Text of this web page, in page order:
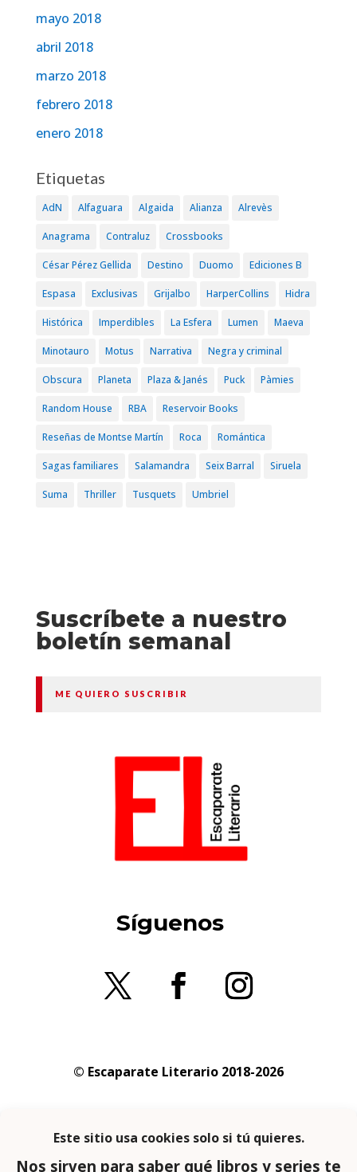
mayo 2018
abril 2018
marzo 2018
febrero 2018
enero 2018
Etiquetas
AdN Alfaguara Algaida Alianza Alrevès
Anagrama Contraluz Crossbooks
César Pérez Gellida Destino Duomo Ediciones B
Espasa Exclusivas Grijalbo HarperCollins Hidra
Histórica Imperdibles La Esfera Lumen Maeva
Minotauro Motus Narrativa Negra y criminal
Obscura Planeta Plaza & Janés Puck Pàmies
Random House RBA Reservoir Books
Reseñas de Montse Martín Roca Romántica
Sagas familiares Salamandra Seix Barral Siruela
Suma Thriller Tusquets Umbriel
Suscríbete a nuestro
boletín semanal
ME QUIERO SUSCRIBIR
Síguenos
© Escaparate Literario 2018-2026
privacidad